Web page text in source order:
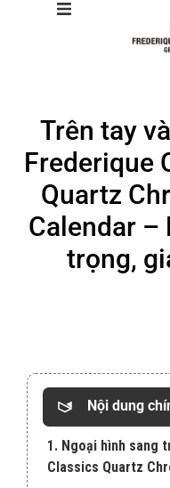
Manufacture
Sản phẩm
Bộ sưu tập
Trên tay
Frederique
Quartz
Calendar –
trọng,
Nội dung
1. Ngoại hình sang
Classics Quartz